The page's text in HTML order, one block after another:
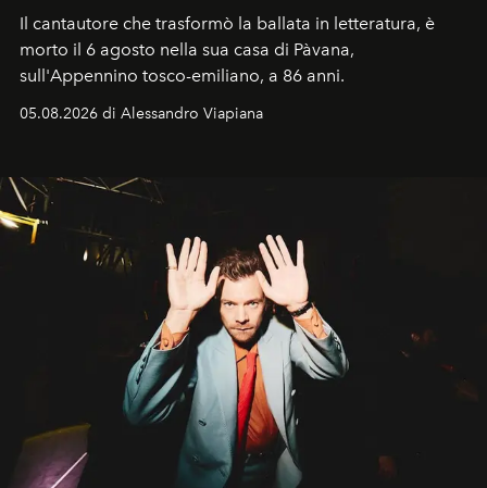
Il cantautore che trasformò la ballata in letteratura, è
morto il 6 agosto nella sua casa di Pàvana,
sull'Appennino tosco-emiliano, a 86 anni.
05.08.2026 di Alessandro Viapiana